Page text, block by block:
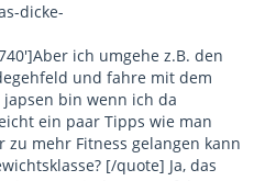
dicke-
ich umgehe z.B. den
und fahre mit dem
bin wenn ich da
ein paar Tipps wie man
mehr Fitness gelangen kann
[/quote] Ja, das